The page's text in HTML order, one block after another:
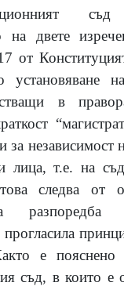
на двете
от
установяване
в
за независимост
лица, т.е. на
следва от
е
съд, в които е